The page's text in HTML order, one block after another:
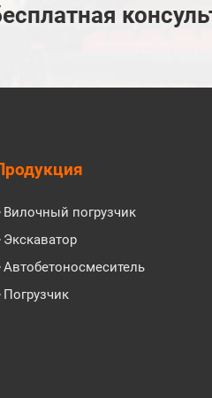
Вилочный погрузчик
Экскаватор
Автобетоносмеситель
Погрузчик